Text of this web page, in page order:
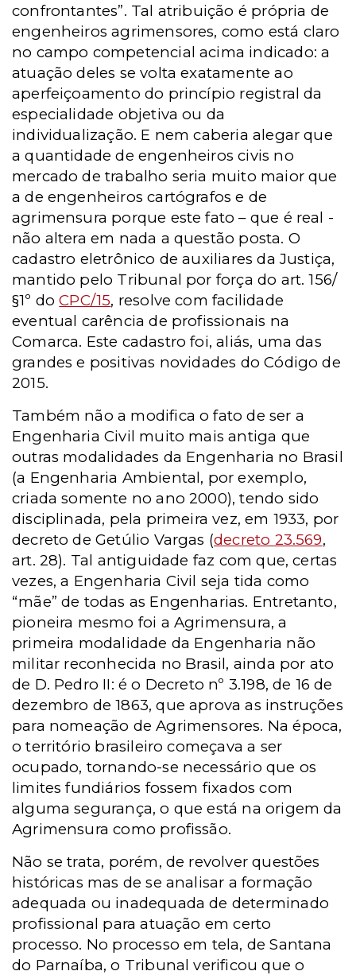
confrontantes”. Tal atribuição é própria de
engenheiros agrimensores, como está claro
no campo competencial acima indicado: a
atuação deles se volta exatamente ao
aperfeiçoamento do princípio registral da
especialidade objetiva ou da
individualização. E nem caberia alegar que
a quantidade de engenheiros civis no
mercado de trabalho seria muito maior que
a de engenheiros cartógrafos e de
agrimensura porque este fato – que é real -
não altera em nada a questão posta. O
cadastro eletrônico de auxiliares da Justiça,
mantido pelo Tribunal por força do art. 156/
§1º doCPC/15, resolve com facilidade
eventual carência de profissionais na
Comarca. Este cadastro foi, aliás, uma das
grandes e positivas novidades do Código de
2015.
Também não a modifica o fato de ser a
Engenharia Civil muito mais antiga que
outras modalidades da Engenharia no Brasil
(a Engenharia Ambiental, por exemplo,
criada somente no ano 2000), tendo sido
disciplinada, pela primeira vez, em 1933, por
decreto de Getúlio Vargas (decreto 23.569,
art. 28). Tal antiguidade faz com que, certas
vezes, a Engenharia Civil seja tida como
“mãe” de todas as Engenharias. Entretanto,
pioneira mesmo foi a Agrimensura, a
primeira modalidade da Engenharia não
militar reconhecida no Brasil, ainda por ato
de D. Pedro II: é o Decreto nº 3.198, de 16 de
dezembro de 1863, que aprova as instruções
para nomeação de Agrimensores. Na época,
o território brasileiro começava a ser
ocupado, tornando-se necessário que os
limites fundiários fossem fixados com
alguma segurança, o que está na origem da
Agrimensura como profissão.
Não se trata, porém, de revolver questões
históricas mas de se analisar a formação
adequada ou inadequada de determinado
profissional para atuação em certo
processo. No processo em tela, de Santana
do Parnaíba, o Tribunal verificou que o